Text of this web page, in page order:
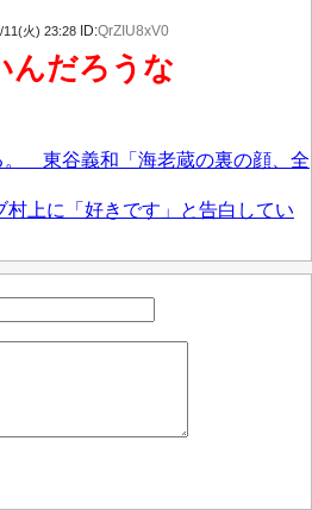
11(火) 23:28 ID:QrZIU8xV0
んだろうな
。 東谷義和「海老蔵の裏の顔、全
村上に「好きです」と告白してい